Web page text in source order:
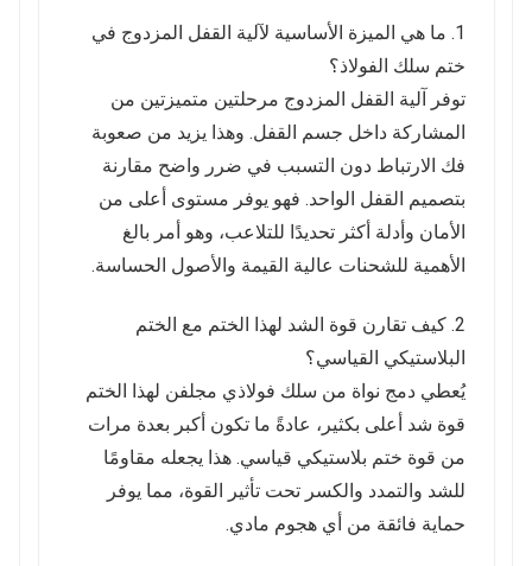
1. ما هي الميزة الأساسية لآلية القفل المزدوج في
ختم سلك الفولاذ؟
توفر آلية القفل المزدوج مرحلتين متميزتين من
المشاركة داخل جسم القفل. وهذا يزيد من صعوبة
فك الارتباط دون التسبب في ضرر واضح مقارنة
بتصميم القفل الواحد. فهو يوفر مستوى أعلى من
الأمان وأدلة أكثر تحديدًا للتلاعب، وهو أمر بالغ
الأهمية للشحنات عالية القيمة والأصول الحساسة.
2. كيف تقارن قوة الشد لهذا الختم مع الختم
البلاستيكي القياسي؟
يُعطي دمج نواة من سلك فولاذي مجلفن لهذا الختم
قوة شد أعلى بكثير، عادةً ما تكون أكبر بعدة مرات
من قوة ختم بلاستيكي قياسي. هذا يجعله مقاومًا
للشد والتمدد والكسر تحت تأثير القوة، مما يوفر
حماية فائقة من أي هجوم مادي.